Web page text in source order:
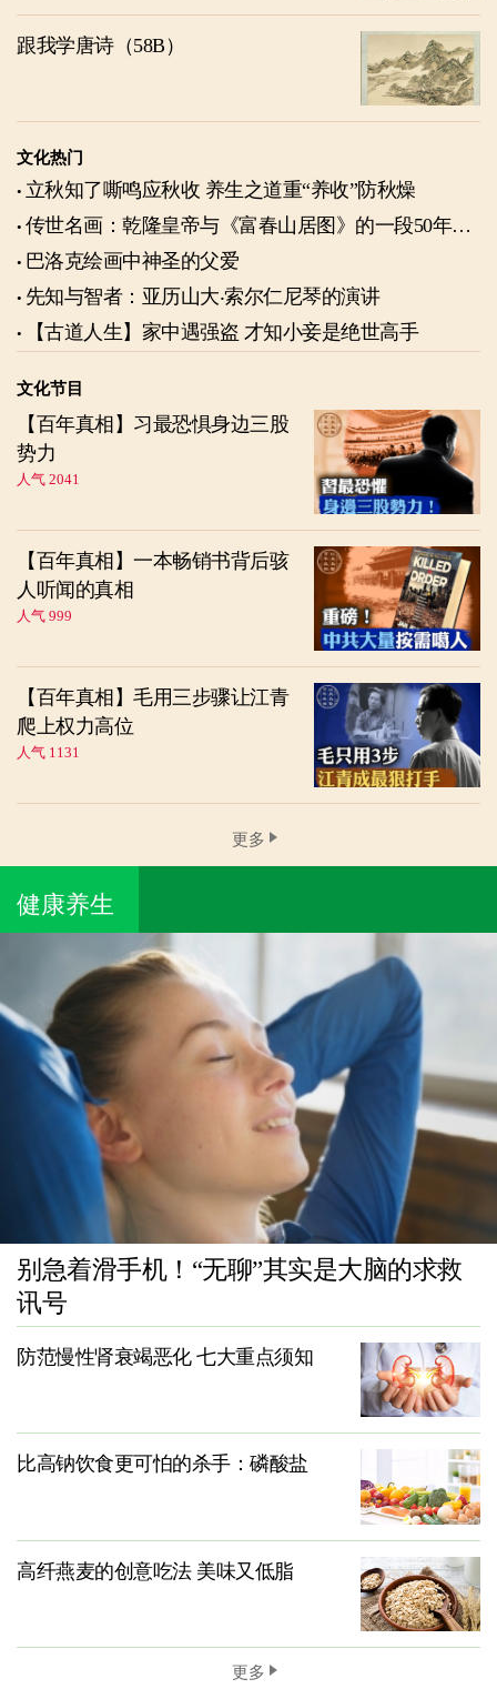
跟我学唐诗（58B）
文化热门
立秋知了嘶鸣应秋收 养生之道重“养收”防秋燥
传世名画：乾隆皇帝与《富春山居图》的一段50年奇
缘巴洛克绘画中神圣的父爱
先知与智者：亚历山大‧索尔仁尼琴的演讲
【古道人生】家中遇强盗 才知小妾是绝世高手
文化节目
【百年真相】习最恐惧身边三股
势力
人气 2041
【百年真相】一本畅销书背后骇
人听闻的真相
人气 999
【百年真相】毛用三步骤让江青
爬上权力高位
人气 1131
更多
健康养生
别急着滑手机！“无聊”其实是大脑的求救
讯号
防范慢性肾衰竭恶化 七大重点须知
比高钠饮食更可怕的杀手：磷酸盐
高纤燕麦的创意吃法 美味又低脂
更多